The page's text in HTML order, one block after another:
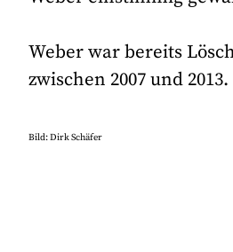
Weber war bereits
zwischen 2007 und 2013.
Bild: Dirk Schäfer